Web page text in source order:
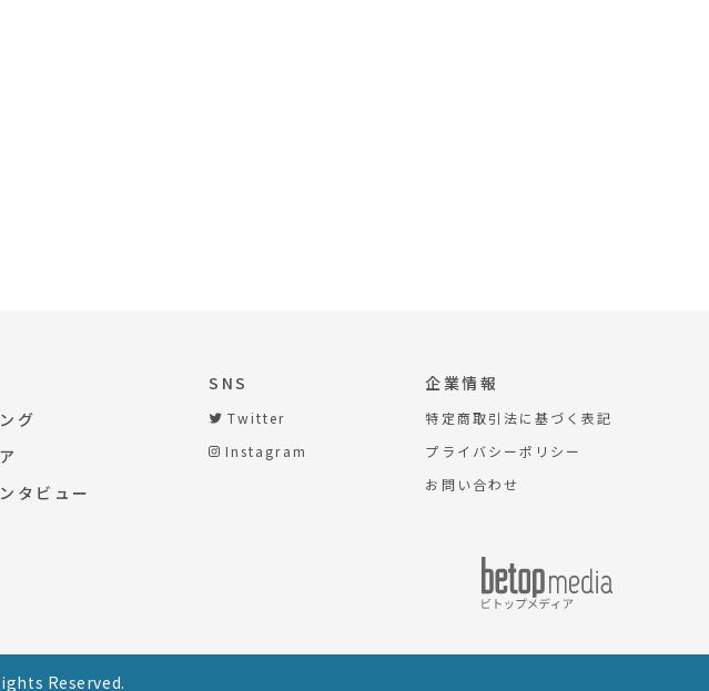
グ
タビュー
SNS
Twitter
Instagram
企業情報
特定商取引法に基づく表記
プライバシーポリシー
お問い合わせ
Reserved.